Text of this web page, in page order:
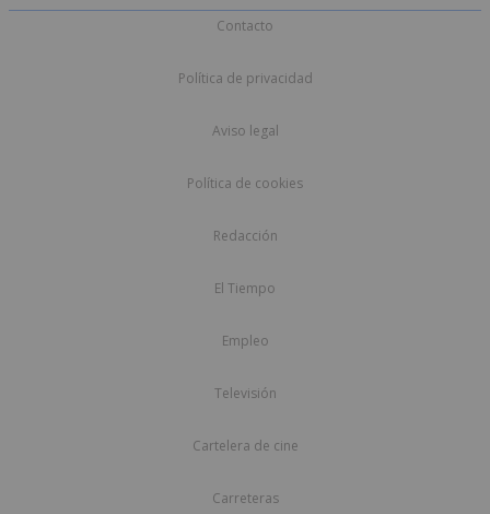
Contacto
Política de privacidad
Aviso legal
Política de cookies
Redacción
El Tiempo
Empleo
Televisión
Cartelera de cine
Carreteras